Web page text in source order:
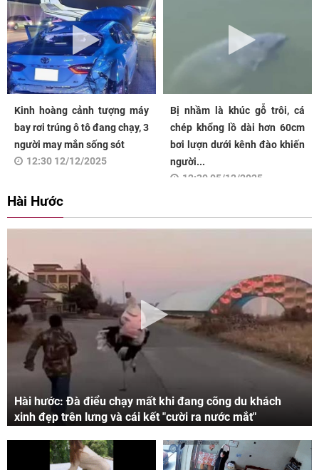
Kinh hoàng cảnh tượng máy
bay rơi trúng ô tô đang chạy, 3
người may mắn sống sót
12:30 12/12/2025
Bị nhầm là khúc gỗ trôi, cá
chép khổng lồ dài hơn 60cm
bơi lượn dưới kênh đào khiến
người...
12:30 05/12/2025
Hài Hước
Hài hước: Đà điểu chạy mất khi đang cõng du khách
xinh đẹp trên lưng và cái kết "cười ra nước mắt"